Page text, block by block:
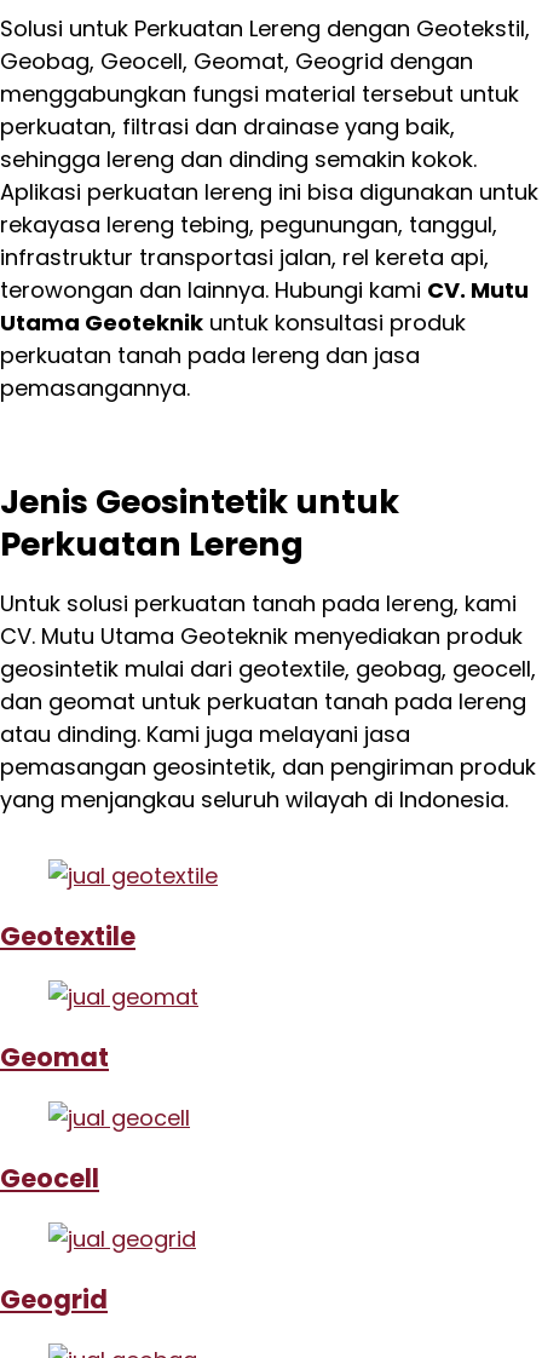
Solusi untuk Perkuatan Lereng dengan Geotekstil,
Geobag, Geocell, Geomat, Geogrid dengan
menggabungkan fungsi material tersebut untuk
perkuatan, filtrasi dan drainase yang baik,
sehingga lereng dan dinding semakin kokok.
Aplikasi perkuatan lereng ini bisa digunakan untuk
rekayasa lereng tebing, pegunungan, tanggul,
infrastruktur transportasi jalan, rel kereta api,
terowongan dan lainnya. Hubungi kami CV. Mutu
Utama Geoteknik untuk konsultasi produk
perkuatan tanah pada lereng dan jasa
pemasangannya.
Jenis Geosintetik untuk
Perkuatan Lereng
Untuk solusi perkuatan tanah pada lereng, kami
CV. Mutu Utama Geoteknik menyediakan produk
geosintetik mulai dari geotextile, geobag, geocell,
dan geomat untuk perkuatan tanah pada lereng
atau dinding. Kami juga melayani jasa
pemasangan geosintetik, dan pengiriman produk
yang menjangkau seluruh wilayah di Indonesia.
Geotextile
Geomat
Geocell
Geogrid